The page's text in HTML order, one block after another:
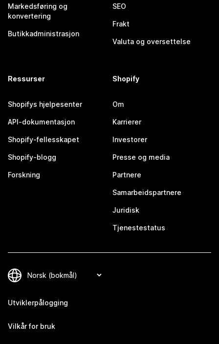
Markedsføring og
konvertering
Butikkadministrasjon
SEO
Frakt
Valuta og oversettelse
Ressurser
Shopifys hjelpesenter
API-dokumentasjon
Shopify-fellesskapet
Shopify-blogg
Forskning
Shopify
Om
Karrierer
Investorer
Presse og media
Partnere
Samarbeidspartnere
Juridisk
Tjenestestatus
Utviklerpålogging
Vilkår for bruk